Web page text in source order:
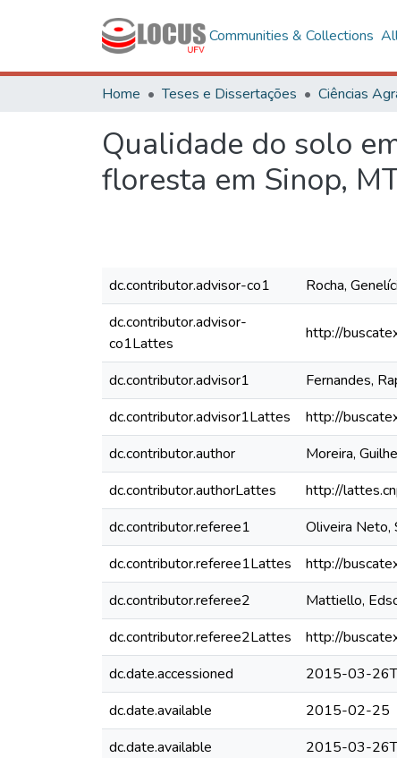
Communities & Collections
Home Teses e Dissertações Ciências
Qualidade do solo
floresta em Sinop,
dc.contributor.advisor-co1
Rocha,
dc.contributor.advisor-
co1Lattes
http://
dc.contributor.advisor1
Fernandes,
dc.contributor.advisor1Lattes
http://
dc.contributor.author
Moreira,
dc.contributor.authorLattes
http://
dc.contributor.referee1
Oliveira Neto,
dc.contributor.referee1Lattes
http://
dc.contributor.referee2
Mattiello,
dc.contributor.referee2Lattes
http://
dc.date.accessioned
2015-03-
dc.date.available
2015-02-25
dc.date.available
2015-03-